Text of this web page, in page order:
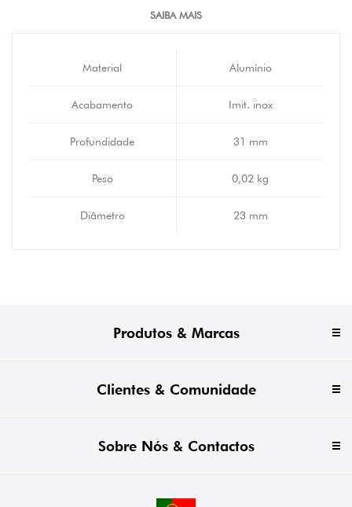
SAIBA MAIS
Material Alumínio
Acabamento Imit. inox
Profundidade 31 mm
Peso 0,02 kg
Diâmetro 23 mm
Produtos & Marcas
Clientes & Comunidade
Sobre Nós & Contactos